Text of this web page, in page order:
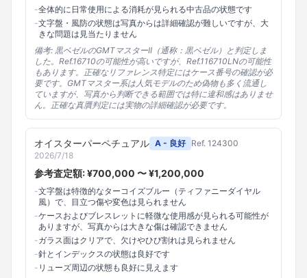
-全体的に日常使用による消耗が見られる中古品の状態です
-文字盤・風防の状態は写真からは詳細確認が難しいですが、大
きな問題は見当たりません
備考: 黒ベゼルのGMTマスターII（通称：黒ベゼル）と判定しま
した。Ref.16710の可能性が高いですが、Ref.116710LNの可能性
もあります。正確なリファレンス特定にはケース番号の確認が必
要です。GMTマスター系は人気モデルのため偽物も多く流通し
ていますが、写真から判断できる範囲では特に違和感はありませ
ん。正確な真贋判定には実物の詳細確認が必要です。
オイスターパーペチュアル A - 良好 Ref. 124300
2026/7/18
参考査定額: ¥700,000 〜 ¥1,200,000
-文字盤は特徴的なターコイズブルー（ティファニーダイヤル
風）で、目立つ傷や変色は見られません
-ケースおよびブレスレットに軽微な使用感が見られる可能性が
ありますが、写真からは大きな傷は確認できません
-ガラス面はクリアで、欠けやひび割れは見られません
-針とインデックスの状態は良好です
- リューズ周辺の状態も良好に見えます